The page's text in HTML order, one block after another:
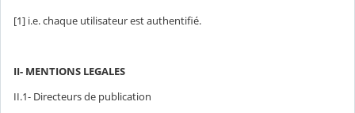
[1] i.e. chaque utilisateur est authentifié.
II- MENTIONS LEGALES
II.1- Directeurs de publication